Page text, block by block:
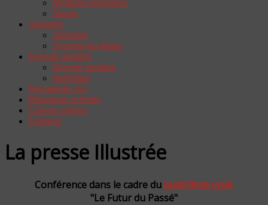
Membres d'honneur
Statuts
Antennes
Antennes
Yverdon-les-Bains
Devenir membre
Devenir membre
Individuel
Documents AG
Historique activités
Galeries photos
Contacts
La presse Illustrée
Conférence dans le cadre duquatrième cycle
"Le Futur du Passé"